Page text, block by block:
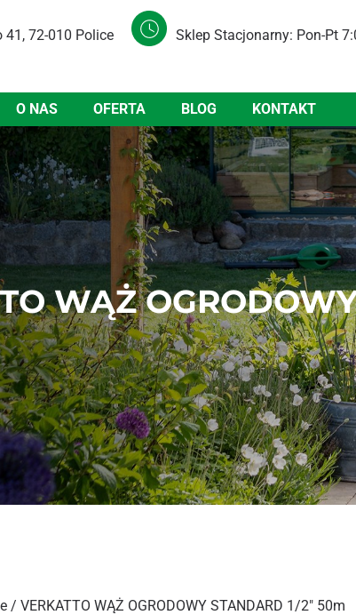
41, 72-010 Police Sklep Stacjonarny: Pon-Pt
O NAS OFERTA BLOG KONTAKT
WĄŻ
/ VERKATTO WĄŻ OGRODOWY STANDARD 1/2″ 50m